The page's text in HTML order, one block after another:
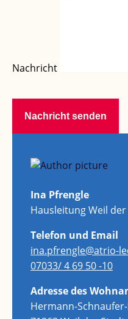
Nachricht
Nachricht senden
Ina Pfrengle
Hausleitung Weil
Telefon und Email
ina.pfrengle@atrio-
07033/ 4 69 50 -10
Adresse des
Hermann-